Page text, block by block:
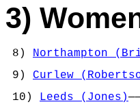
3)
8) Northampton
9) Curlew
10) Leeds (Jones)